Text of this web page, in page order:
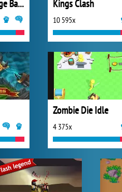
Crazy War: Merge Battle Kings Clash
10 595x
Zombie Die Idle
4 375x